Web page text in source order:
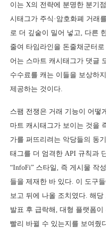
이는 X의 전략에 분명한 분기
시태그가 주식·암호화폐 거래
로 더 깊숱이 밀어 넣고, 다른
줄여 타임라인을 돈줄채군터
어는 스마트 캐시태그가 댓글
수수료를 캐는 이들을 보상하
제공하는 것이다.
스팸 전쟁은 거래 기능이 어떻
마트 캐시태그가 보이는 것을
가를 퍼뜨리려는 악당들의 동
태그를 더 엄격한 API 규칙과
“InfoFi” 스타일, 즉 게시물 작
들을 제재한 바 있다. 이 도구
보고 뒤에 나올 조치였다. 해
발표 후 급락해, 대형 플랫폼
빨리 바뀔 수 있는지를 보여줬